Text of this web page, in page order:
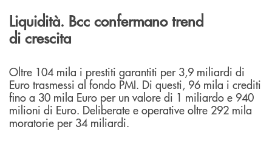
Liquidità. Bcc confermano trend
di crescita
Oltre 104 mila i prestiti garantiti per 3,9 miliardi di
Euro trasmessi al fondo PMI. Di questi, 96 mila i crediti
fino a 30 mila Euro per un valore di 1 miliardo e 940
milioni di Euro. Deliberate e operative oltre 292 mila
moratorie per 34 miliardi.